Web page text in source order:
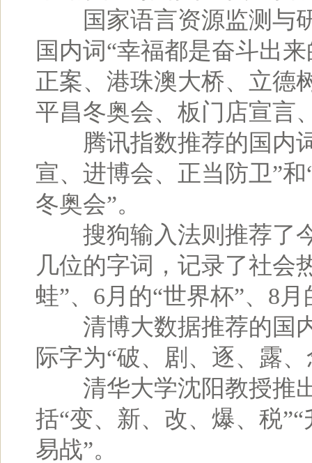
国家语言资源监测与研
国内词“幸福都是奋斗出
正案、港珠澳大桥、立德
平昌冬奥会、板门店宣言
腾讯指数推荐的国内词
宣、进博会、正当防卫”
冬奥会”。
搜狗输入法则推荐了今
几位的字词，记录了社会
蛙”、6月的“世界杯”、8
清博大数据推荐的国内
际字为“破、剧、逐、露、
清华大学沈阳教授推出
括“变、新、改、爆、税
易战”。